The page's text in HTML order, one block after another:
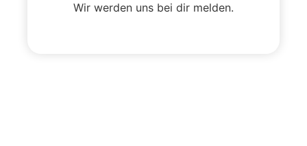
Wir werden uns bei dir melden.